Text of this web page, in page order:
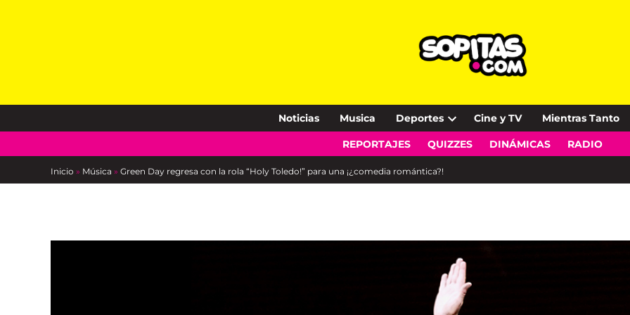
Noticias Musica Deportes
Open
dropdown
Cine y TV Mientras Tanto
REPORTAJES QUIZZES DINÁMICAS RADIO
Inicio » Música » Green Day regresa con la rola “Holy Toledo!” para una ¡¿comedia romántica?!